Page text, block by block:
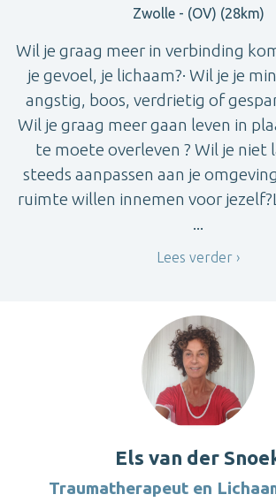
Zwolle - (OV) (28km)
Wil je graag meer in verbinding
je gevoel, je lichaam?· Wil je je
angstig, boos, verdrietig of
Wil je graag meer gaan leven in
te moete overleven ? Wil je niet
steeds aanpassen aan je
ruimte willen innemen voor
...
Lees verder
Els van der
Traumatherapeut en